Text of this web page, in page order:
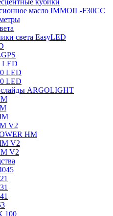
масло IMMOIL-F30CC
света EasyLED
LED
LED
LED
ARGOLIGHT
V2
HM
V2
V2
100